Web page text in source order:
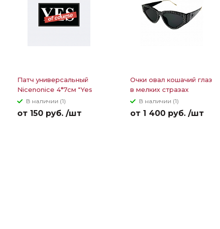
Патч универсальный
Nicenonice 4*7см "Yes
of course"
В наличии (1)
от 150 руб. /шт
Очки овал кошачий глаз
в мелких стразах
В наличии (1)
от 1 400 руб. /шт